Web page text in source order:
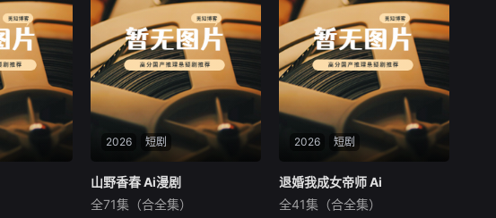
2026 短剧
山野香春 Ai漫剧
未知
山野香春 Ai漫剧
全71集（合全集）
2026 短剧
退婚我成女帝师 Ai
未知
退婚我成女帝师 Ai
全41集（合全集）